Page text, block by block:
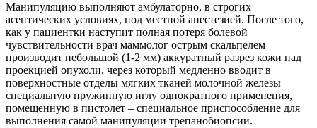
Манипуляцию выполняют амбулаторно, в строгих
асептических условиях, под местной анестезией. После того,
как у пациентки наступит полная потеря болевой
чувствительности врач маммолог острым скальпелем
производит небольшой (1-2 мм) аккуратный разрез кожи над
проекцией опухоли, через который медленно вводит в
поверхностные отделы мягких тканей молочной железы
специальную пружинную иглу однократного применения,
помещенную в пистолет – специальное приспособление для
выполнения самой манипуляции трепанобиопсии.